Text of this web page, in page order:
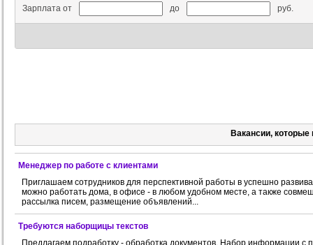
Зарплата от до руб.
Вакансии,
Менеджер по работе с клиентами
Приглашаем сотрудников для перспективной работы в успешно
можно работать дома, в офисе - в любом удобном месте, а также
рассылка писем, размещение объявлений...
Требуются наборщицы текстов
Предлагаем подработку - обработка документов. Набор информации с